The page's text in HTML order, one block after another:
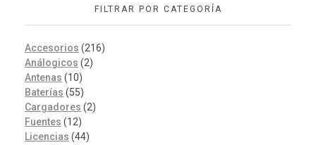
FILTRAR POR CATEGORÍA
Accesorios (216)
Análogicos (2)
Antenas (10)
Baterías (55)
Cargadores (2)
Fuentes (12)
Licencias (44)